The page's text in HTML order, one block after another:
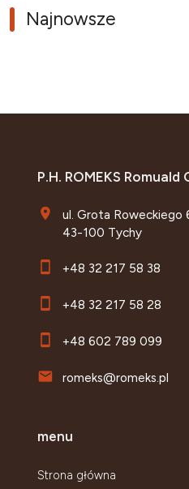
Najnowsze
P.H. ROMEKS
ul. Grota Roweckiego
43-100 Tychy
+48 32 217 58 38
+48 32 217 58 28
+48 602 789 099
romeks@romeks.pl
menu
Strona główna